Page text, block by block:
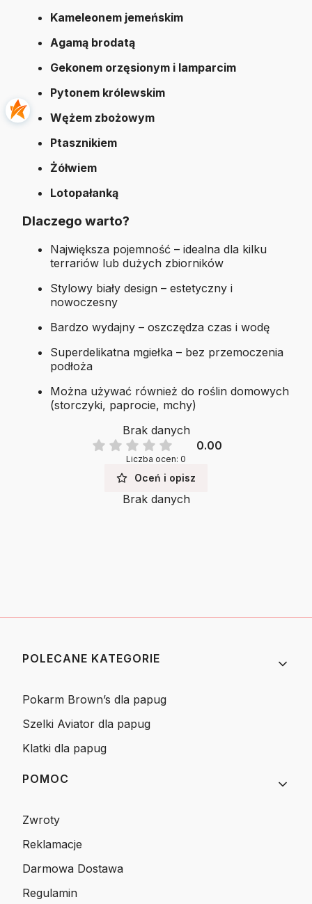
Kameleonem jemeńskim
Agamą brodatą
Gekonem orzęsionym i lamparcim
Pytonem królewskim
Wężem zbożowym
Ptasznikiem
Żółwiem
Lotopałanką
Dlaczego warto?
Największa pojemność – idealna dla kilku
terrariów lub dużych zbiorników
Stylowy biały design – estetyczny i
nowoczesny
Bardzo wydajny – oszczędza czas i wodę
Superdelikatna mgiełka – bez przemoczenia
podłoża
Można używać również do roślin domowych
(storczyki, paprocie, mchy)
Brak danych
0.00
Liczba ocen: 0
Oceń i opisz
Brak danych
Linki w stopce
POLECANE KATEGORIE
Pokarm Brown’s dla papug
Szelki Aviator dla papug
Klatki dla papug
POMOC
Zwroty
Reklamacje
Darmowa Dostawa
Regulamin